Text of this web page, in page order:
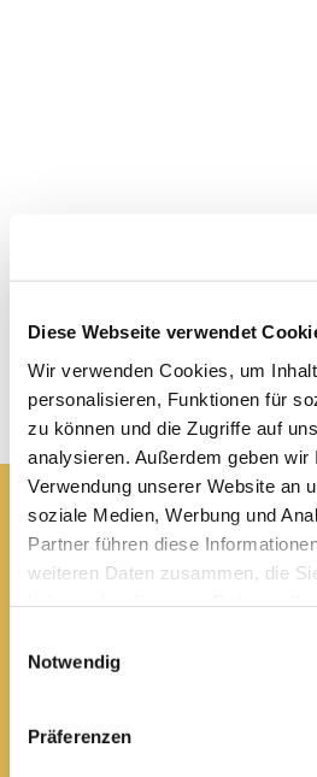
Diese Webseite verwendet
Wir verwenden Cookies, um
personalisieren, Funktionen für
zu können und die Zugriffe auf
analysieren. Außerdem geben
Verwendung unserer Website an
soziale Medien, Werbung und
Partner führen diese
weiteren Daten zusammen, die
Notwendig
Präferenzen
Pfarrei St. Elisabeth
kath-kg-
Wachsenburgallee 16